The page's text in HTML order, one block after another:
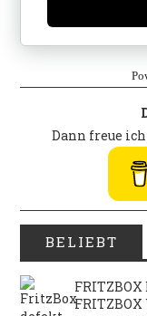
Dann freue
BELIEBT
FRITZBOX
FRITZBOX